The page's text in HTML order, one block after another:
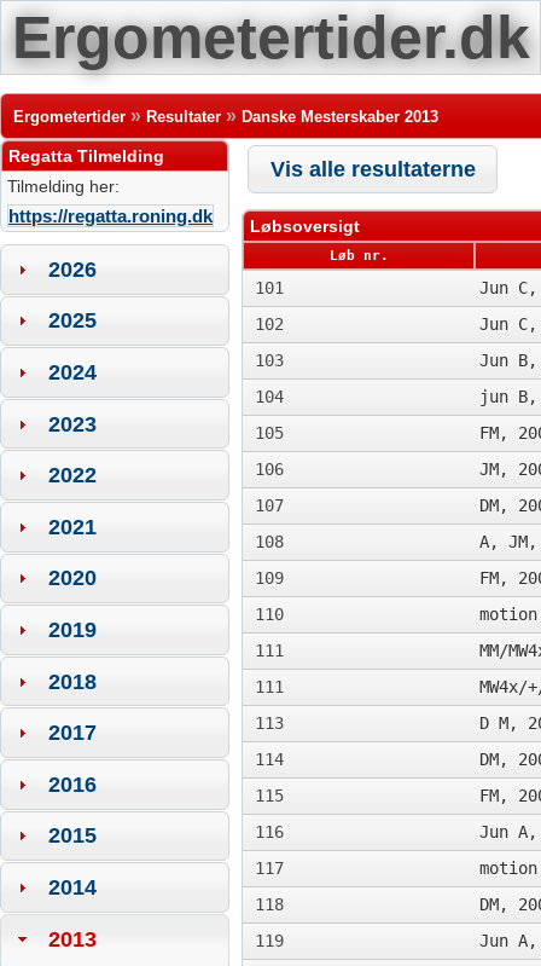
Ergometertider.dk
Ergometertider » Resultater » Danske Mesterskaber 2013
Regatta Tilmelding
Tilmelding her:
https://regatta.roning.dk
2026
2025
2024
2023
2022
2021
2020
2019
2018
2017
2016
2015
2014
2013
Vis alle resultaterne
Løbsoversigt
Løb nr.
101
Jun C,
102
Jun C,
103
Jun B,
104
jun B,
105
FM,
106
JM,
107
DM,
108
A, JM,
109
FM,
110
111
MM/
111
113
D M,
114
DM,
115
FM,
116
Jun A,
117
118
DM,
119
Jun A,